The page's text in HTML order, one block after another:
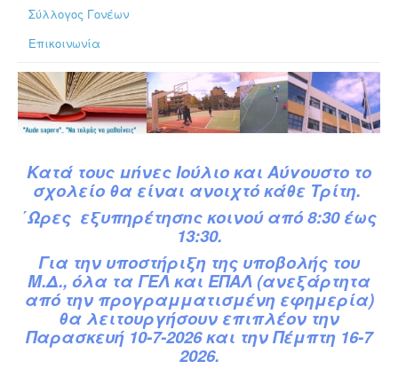
Σύλλογος Γονέων
Επικοινωνία
Κατά τους μήνες Ιούλιο και Αύγουστο το
σχολείο θα είναι ανοιχτό κάθε Τρίτη.
΄Ωρες εξυπηρέτησης κοινού από 8:30 έως
13:30.
Για την υποστήριξη της υποβολής του
Μ.Δ., όλα τα ΓΕΛ και ΕΠΑΛ (ανεξάρτητα
από την προγραμματισμένη εφημερία)
θα λειτουργήσουν επιπλέον την
Παρασκευή 10-7-2026 και την Πέμπτη 16-7
2026.